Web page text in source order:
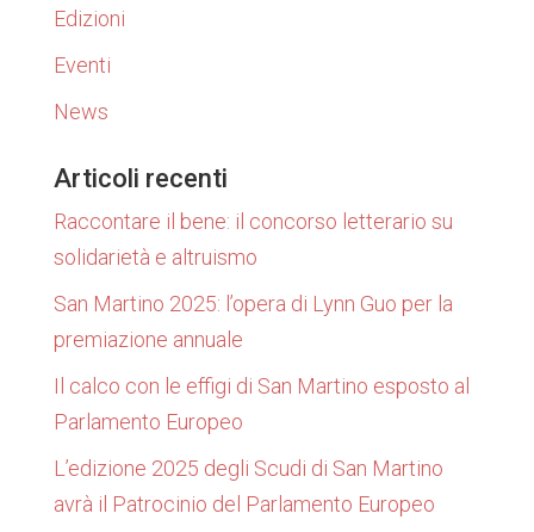
Edizioni
Eventi
News
Articoli recenti
Raccontare il bene: il concorso letterario su
solidarietà e altruismo
San Martino 2025: l’opera di Lynn Guo per la
premiazione annuale
Il calco con le effigi di San Martino esposto al
Parlamento Europeo
L’edizione 2025 degli Scudi di San Martino
avrà il Patrocinio del Parlamento Europeo